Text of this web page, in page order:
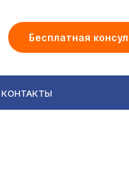
Бесплатная
КОНТАКТЫ